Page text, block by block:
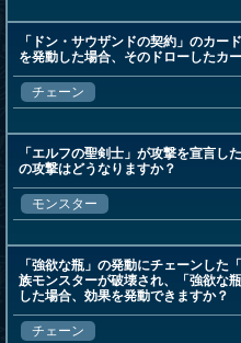
「ドン・サウザンドの契約」のカー
を発動した場合、そのドローしたカ
チェーン
「エルフの聖剣士」が攻撃を宣言し
の攻撃はどうなりますか？
モンスター
「強欲な瓶」の発動にチェーンした
族モンスターが破壊され、「強欲な
した場合、効果を発動できますか？
チェーン